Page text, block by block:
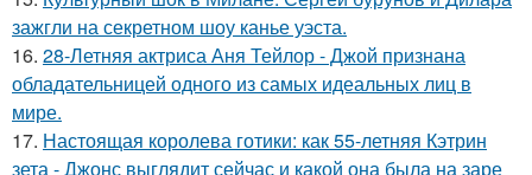
зажгли на секретном шоу канье уэста.
16. 28-Летняя актриса Аня Тейлор - Джой признана
обладательницей одного из самых идеальных лиц в
мире.
17. Настоящая королева готики: как 55-летняя Кэтрин
зета - Джонс выглядит сейчас и какой она была на заре